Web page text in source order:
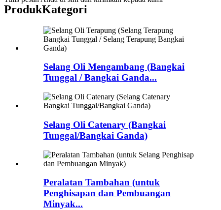
ProdukKategori
Selang Oli Mengambang (Bangkai
Tunggal / Bangkai Ganda...
Selang Oli Catenary (Bangkai
Tunggal/Bangkai Ganda)
Peralatan Tambahan (untuk
Penghisapan dan Pembuangan
Minyak...